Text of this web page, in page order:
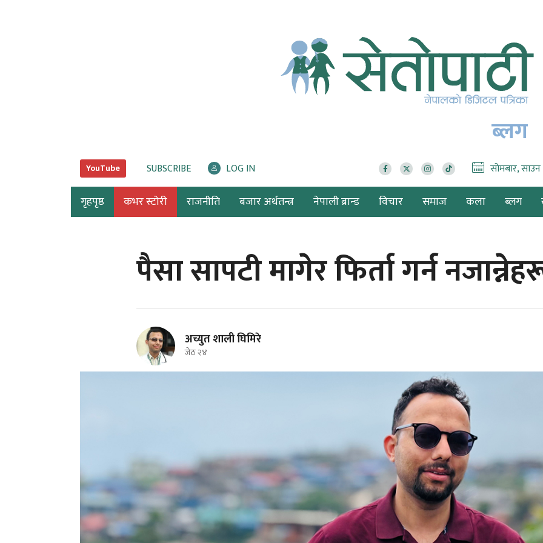
ब्लग
YouTube SUBSCRIBE LOG IN सोमबार,
गृहपृष्ठ कभर स्टोरी राजनीति बजार अर्थतन्त्र नेपाली ब्रान्ड विचार समाज कला ब्लग
पैसा सापटी मागेर फिर्ता गर्न
अच्युत शाली घिमिरे
जेठ २४